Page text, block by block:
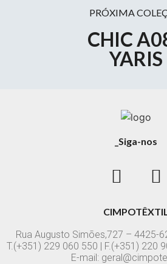
PRÓXIMA
CHIC
YARIS
_Siga-nos
Rua Augusto Simões,727 – 4425-
T.(+351) 229 060 550 |
E-mail: